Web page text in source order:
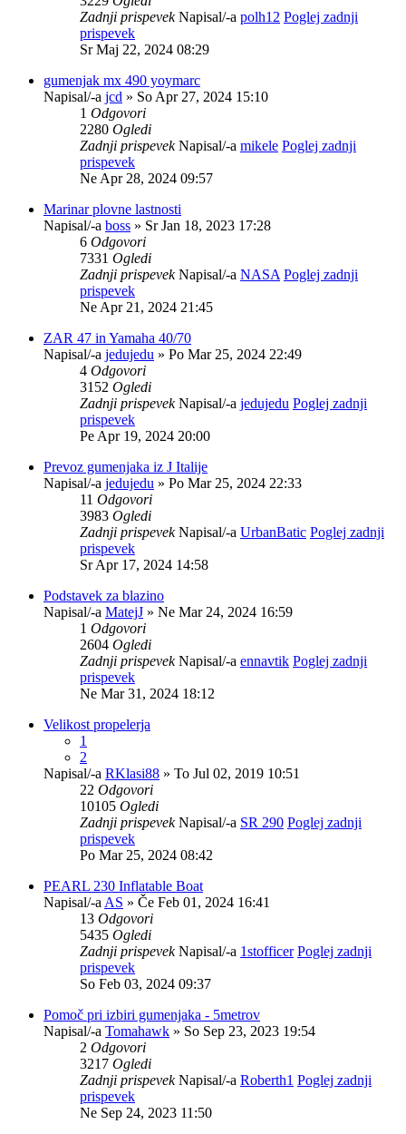
Zadnji prispevekNapisal/-a polh12 Poglej zadnji
prispevek
Sr Maj 22, 2024 08:29
gumenjak mx 490 yoymarc
Napisal/-a jcd » So Apr 27, 2024 15:10
1 Odgovori
2280 Ogledi
Zadnji prispevekNapisal/-a mikele Poglej zadnji
prispevek
Ne Apr 28, 2024 09:57
Marinar plovne lastnosti
Napisal/-a boss » Sr Jan 18, 2023 17:28
6 Odgovori
7331 Ogledi
Zadnji prispevekNapisal/-a NASA Poglej zadnji
prispevek
Ne Apr 21, 2024 21:45
ZAR 47 in Yamaha 40/70
Napisal/-a jedujedu » Po Mar 25, 2024 22:49
4 Odgovori
3152 Ogledi
Zadnji prispevekNapisal/-a jedujedu Poglej zadnji
prispevek
Pe Apr 19, 2024 20:00
Prevoz gumenjaka iz J Italije
Napisal/-a jedujedu » Po Mar 25, 2024 22:33
11 Odgovori
3983 Ogledi
Zadnji prispevekNapisal/-a UrbanBatic Poglej zadnji
prispevek
Sr Apr 17, 2024 14:58
Podstavek za blazino
Napisal/-a MatejJ » Ne Mar 24, 2024 16:59
1 Odgovori
2604 Ogledi
Zadnji prispevekNapisal/-a ennavtik Poglej zadnji
prispevek
Ne Mar 31, 2024 18:12
Velikost propelerja
1
2
Napisal/-a RKlasi88 » To Jul 02, 2019 10:51
22 Odgovori
10105 Ogledi
Zadnji prispevekNapisal/-a SR 290 Poglej zadnji
prispevek
Po Mar 25, 2024 08:42
PEARL 230 Inflatable Boat
Napisal/-a AS » Če Feb 01, 2024 16:41
13 Odgovori
5435 Ogledi
Zadnji prispevekNapisal/-a 1stofficer Poglej zadnji
prispevek
So Feb 03, 2024 09:37
Pomoč pri izbiri gumenjaka - 5metrov
Napisal/-a Tomahawk » So Sep 23, 2023 19:54
2 Odgovori
3217 Ogledi
Zadnji prispevekNapisal/-a Roberth1 Poglej zadnji
prispevek
Ne Sep 24, 2023 11:50